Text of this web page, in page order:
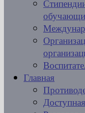
Главная